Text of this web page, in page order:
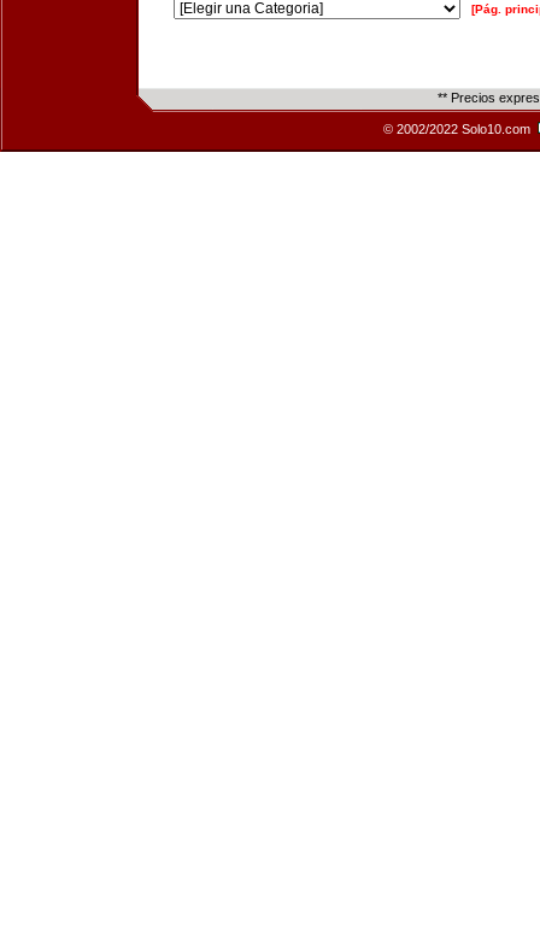
[Pág.
** Precios
© 2002/2022 Solo10.com